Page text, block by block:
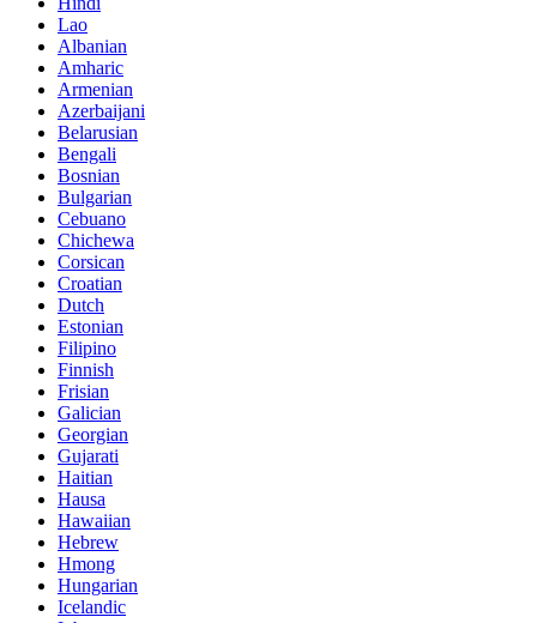
Lao
Albanian
Amharic
Armenian
Azerbaijani
Belarusian
Bengali
Bosnian
Bulgarian
Cebuano
Chichewa
Corsican
Croatian
Dutch
Estonian
Filipino
Finnish
Frisian
Galician
Georgian
Gujarati
Haitian
Hausa
Hawaiian
Hebrew
Hmong
Hungarian
Icelandic